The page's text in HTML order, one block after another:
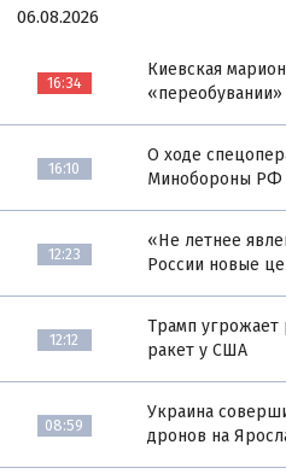
06.08.2026
16:34
Киевская
«переобувании»
16:10
О ходе
Минобороны РФ
12:23
«Не летнее
России новые
12:12
Трамп угрожает
ракет у США
08:59
Украина
дронов на